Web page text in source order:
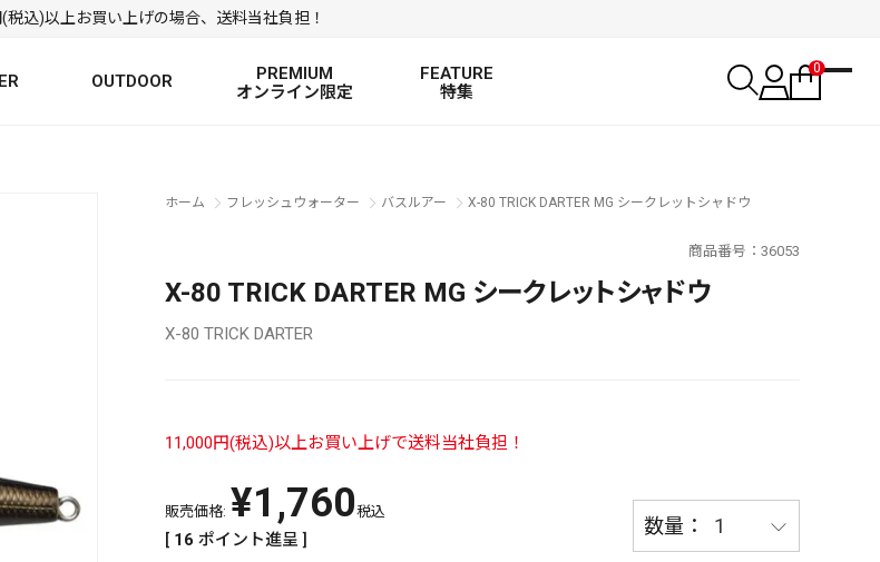
税込)以上お買い上げの場合、送料当社負担！
TROUT ROD TROUT LURE
SALTWATER LURE
OUTDOOR
PREMIUM
オンライン限定
FEATURE
特集
0
絞り込み検索
ホーム フレッシュウォーター バスルアー X-80 TRICK DARTER MG シークレットシャドウ
商品番号 36053
X-80 TRICK DARTER MG シークレットシャドウ
X-80 TRICK DARTER
11,000円(税込)以上お買い上げで送料当社負担！
販売価格: ¥1,760税込
[ 16 ポイント進呈 ]